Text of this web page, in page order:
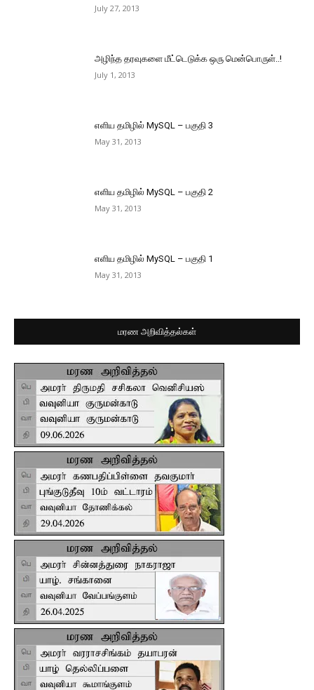
July 27, 2013
அழிந்த தரவுகளை மீட்டெடுக்க ஒரு மென்பொருள்..!
July 1, 2013
எளிய தமிழில் MySQL – பகுதி 3
May 31, 2013
எளிய தமிழில் MySQL – பகுதி 2
May 31, 2013
எளிய தமிழில் MySQL – பகுதி 1
May 31, 2013
மரண அறிவித்தல்கள்